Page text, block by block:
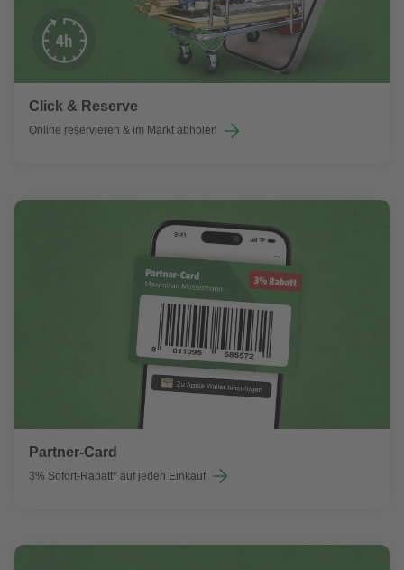
Click & Reserve
Online reservieren & im Markt abholen
Partner-Card
3% Sofort-Rabatt* auf jeden Einkauf